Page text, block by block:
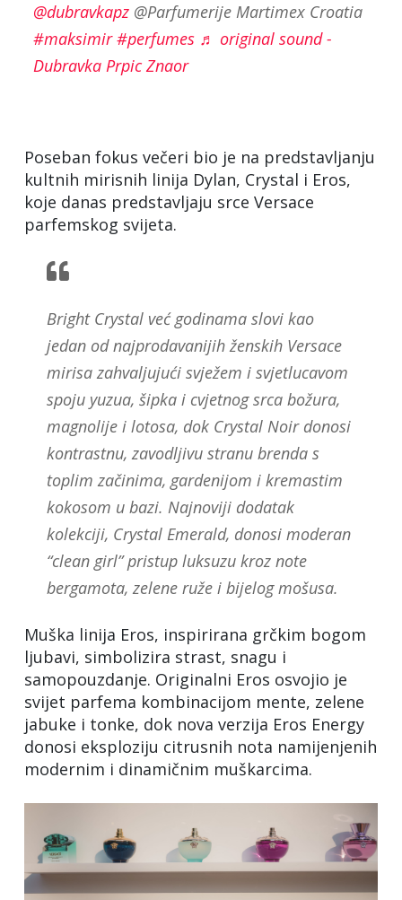
@dubravkapz @Parfumerije Martimex Croatia
#maksimir #perfumes ♬ original sound -
Dubravka Prpic Znaor
Poseban fokus večeri bio je na predstavljanju
kultnih mirisnih linija Dylan, Crystal i Eros,
koje danas predstavljaju srce Versace
parfemskog svijeta.
Bright Crystal već godinama slovi kao
jedan od najprodavanijih ženskih Versace
mirisa zahvaljujući svježem i svjetlucavom
spoju yuzua, šipka i cvjetnog srca božura,
magnolije i lotosa, dok Crystal Noir donosi
kontrastnu, zavodljivu stranu brenda s
toplim začinima, gardenijom i kremastim
kokosom u bazi. Najnoviji dodatak
kolekciji, Crystal Emerald, donosi moderan
“clean girl” pristup luksuzu kroz note
bergamota, zelene ruže i bijelog mošusa.
Muška linija Eros, inspirirana grčkim bogom
ljubavi, simbolizira strast, snagu i
samopouzdanje. Originalni Eros osvojio je
svijet parfema kombinacijom mente, zelene
jabuke i tonke, dok nova verzija Eros Energy
donosi eksploziju citrusnih nota namijenjenih
modernim i dinamičnim muškarcima.